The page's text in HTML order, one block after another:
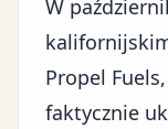
W
Propel
faktycznie